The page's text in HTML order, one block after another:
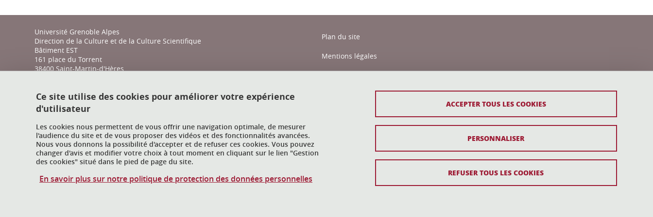
Université Grenoble Alpes
Direction de la Culture et de la Culture Scientifique
Bâtiment EST
161 place du Torrent
38400 Saint-Martin-d'Hères
04 57 04 11 20
Plan du site
Mentions légales
Ce site utilise des cookies pour améliorer votre expérience
d'utilisateur
Les cookies nous permettent de vous offrir une navigation optimale, de mesurer
l'audience du site et de vous proposer des vidéos et des fonctionnalités avancées.
Nous vous donnons la possibilité d'accepter et de refuser ces cookies. Vous pouvez
changer d'avis et modifier votre choix à tout moment en cliquant sur le lien "Gestion
des cookies" situé dans le pied de page du site.
En savoir plus sur notre politique de protection des données personnelles
ACCEPTER TOUS LES COOKIES
REFUSER TOUS LES COOKIES
PERSONNALISER